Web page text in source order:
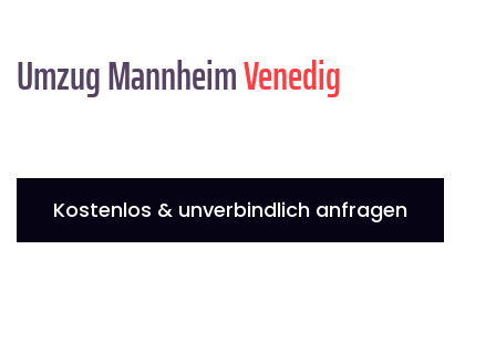
Umzug MannheimVenedig
Kostenlos & unverbindlich anfragen